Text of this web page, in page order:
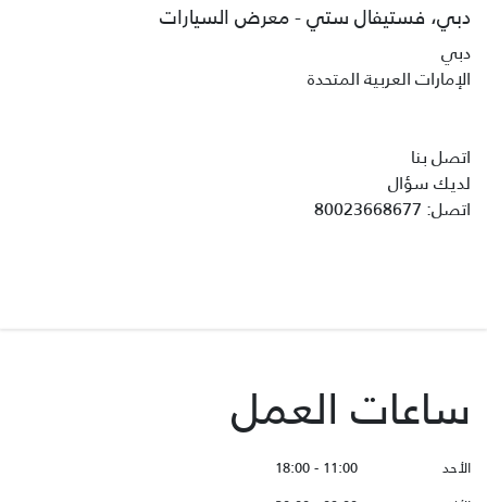
دبي، فستيفال ستي - معرض السيارات
دبي
الإمارات العربية المتحدة
اتصل بنا
لديك سؤال
اتصل:
80023668677
ساعات العمل
الأحد
11:00 - 18:00